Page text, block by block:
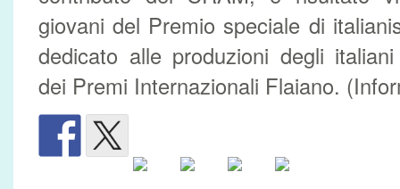
giovani del Premio speciale di
dedicato alle produzioni degli italiani
dei Premi Internazionali Flaiano.